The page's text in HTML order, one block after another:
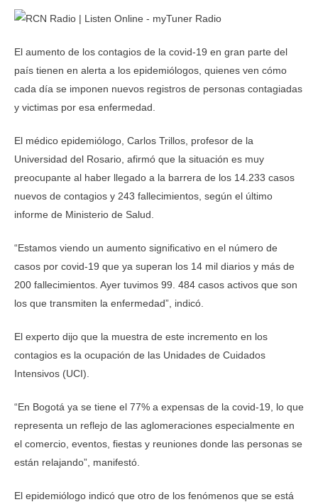
El aumento de los contagios de la covid-19 en gran parte del
país tienen en alerta a los epidemiólogos, quienes ven cómo
cada día se imponen nuevos registros de personas contagiadas
y victimas por esa enfermedad.
El médico epidemiólogo, Carlos Trillos, profesor de la
Universidad del Rosario, afirmó que la situación es muy
preocupante al haber llegado a la barrera de los 14.233 casos
nuevos de contagios y 243 fallecimientos, según el último
informe de Ministerio de Salud.
“Estamos viendo un aumento significativo en el número de
casos por covid-19 que ya superan los 14 mil diarios y más de
200 fallecimientos. Ayer tuvimos 99. 484 casos activos que son
los que transmiten la enfermedad”, indicó.
El experto dijo que la muestra de este incremento en los
contagios es la ocupación de las Unidades de Cuidados
Intensivos (UCI).
“En Bogotá ya se tiene el 77% a expensas de la covid-19, lo que
representa un reflejo de las aglomeraciones especialmente en
el comercio, eventos, fiestas y reuniones donde las personas se
están relajando”, manifestó.
El epidemiólogo indicó que otro de los fenómenos que se está